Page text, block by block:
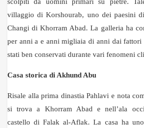
villaggio di Korshourab, uno dei paesini
Changi di Khorram Abad. La galleria ha
per anni a e anni migliaia di anni dai fattori
stati ben conservati durante vari fenomeni
Casa storica di Akhund Abu
Risale alla prima dinastia Pahlavi e nota
si trova a Khorram Abad e nell’ala
castello di Falak al-Aflak. La casa ha